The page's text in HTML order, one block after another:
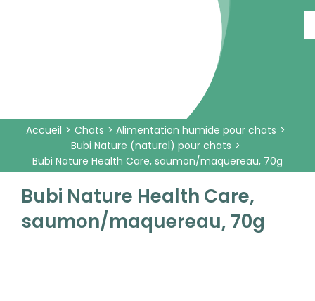
Accueil Chats
Alimentation humide pour chats
Bubi Nature (naturel) pour chats
Bubi Nature Health Care, saumon/maquereau, 70g
Bubi Nature Health Care,
saumon/maquereau, 70g